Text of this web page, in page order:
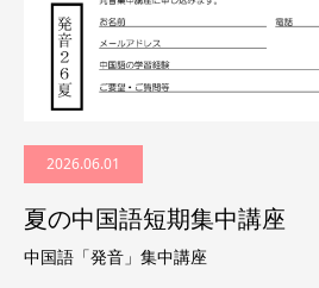
2026.06.01
夏の中国語短期集中講座
中国語「発音」集中講座